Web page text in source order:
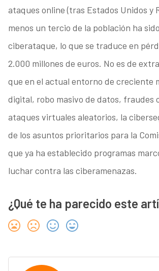
ataques online (tras Estados Unidos y
menos un tercio de la población ha
ciberataque, lo que se traduce en
2.000 millones de euros. No es de
que en el actual entorno de creciente
digital, robo masivo de datos, fraudes
ataques virtuales aleatorios, la
de los asuntos prioritarios para la
que ya ha establecido programas
luchar contra las ciberamenazas.
¿Qué te ha parecido este